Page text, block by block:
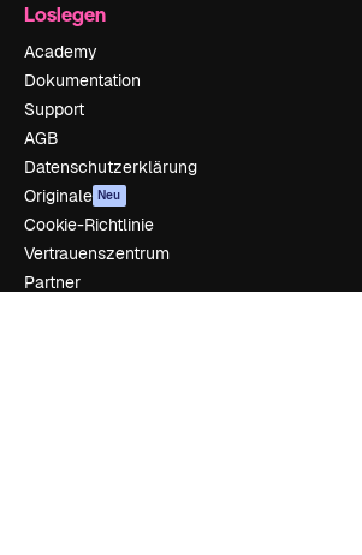
Loslegen
Academy
Dokumentation
Support
AGB
Datenschutzerklärung
Originale Neu
Cookie-Richtlinie
Vertrauenszentrum
Partner